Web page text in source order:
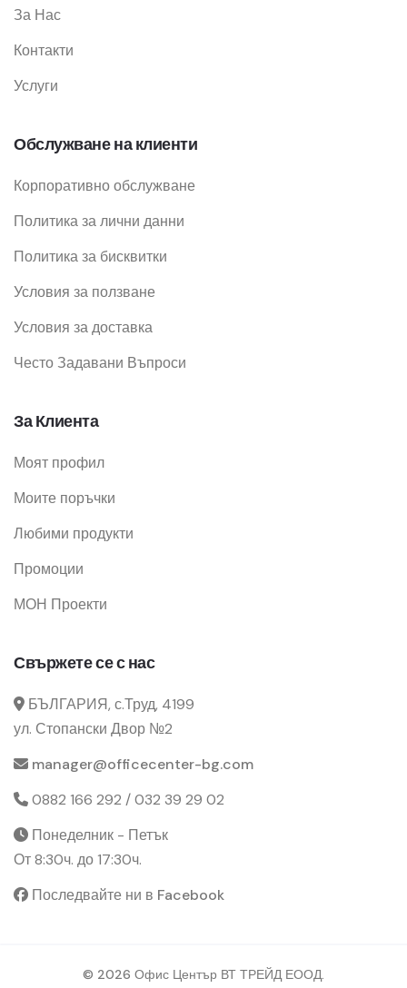
За Нас
Контакти
Услуги
Обслужване на клиенти
Корпоративно обслужване
Политика за лични данни
Политика за бисквитки
Условия за ползване
Условия за доставка
Често Задавани Въпроси
За Клиента
Моят профил
Моите поръчки
Любими продукти
Промоции
МОН Проекти
Свържете се с нас
БЪЛГАРИЯ, с.Труд, 4199
ул. Стопански Двор №2
manager@officecenter-bg.com
0882 166 292 / 032 39 29 02
Понеделник - Петък
От 8:30ч. до 17:30ч.
Последвайте ни в Facebook
© 2026 Офис Център ВТ ТРЕЙД ЕООД.